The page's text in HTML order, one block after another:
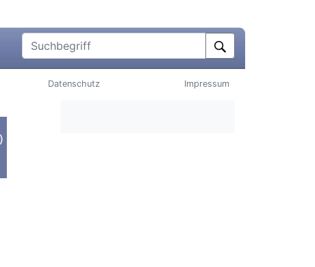
Suchbegriff
Datenschutz Impressum